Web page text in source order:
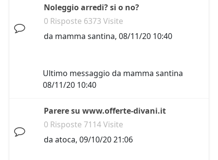
Noleggio arredi? si o no?
0 Risposte 6373 Visite
da mamma santina, 08/11/20 10:40
Ultimo messaggio da mamma santina
08/11/20 10:40
Parere su www.offerte-divani.it
0 Risposte 7114 Visite
da atoca, 09/10/20 21:06